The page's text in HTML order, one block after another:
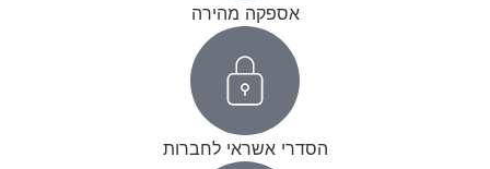
אספקה מהירה
הסדרי אשראי לחברות